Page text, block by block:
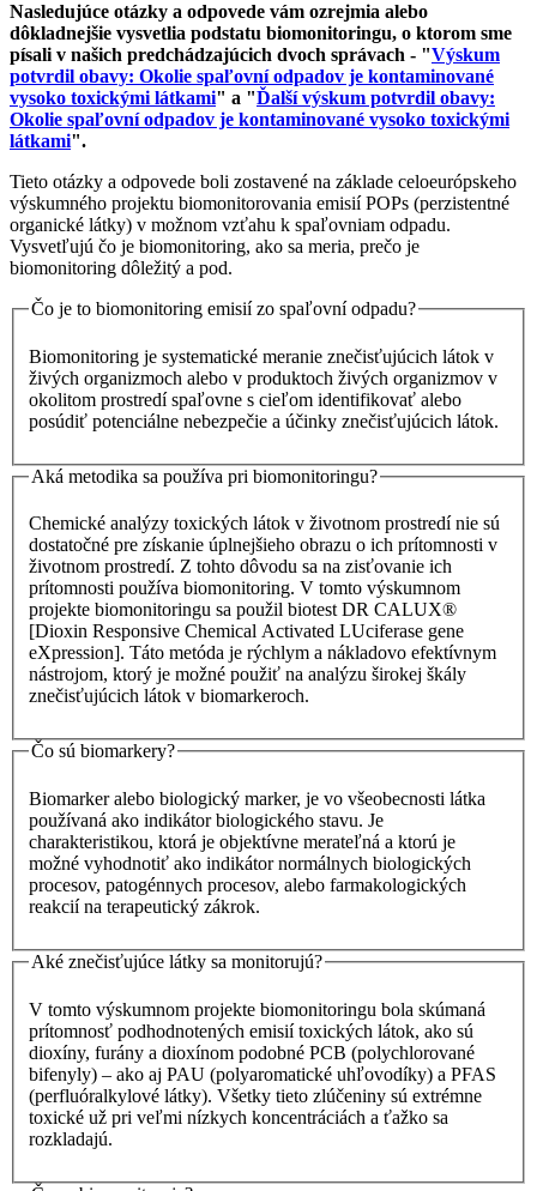
Nasledujúce otázky a odpovede vám ozrejmia alebo
dôkladnejšie vysvetlia podstatu biomonitoringu, o ktorom sme
písali v našich predchádzajúcich dvoch správach - "Výskum
potvrdil obavy: Okolie spaľovní odpadov je kontaminované
vysoko toxickými látkami" a "Ďalší výskum potvrdil obavy:
Okolie spaľovní odpadov je kontaminované vysoko toxickými
látkami".
Tieto otázky a odpovede boli zostavené na základe celoeurópskeho
výskumného projektu biomonitorovania emisií POPs (perzistentné
organické látky) v možnom vzťahu k spaľovniam odpadu.
Vysvetľujú čo je biomonitoring, ako sa meria, prečo je
biomonitoring dôležitý a pod.
Čo je to biomonitoring emisií zo spaľovní odpadu?
Biomonitoring je systematické meranie znečisťujúcich látok v
živých organizmoch alebo v produktoch živých organizmov v
okolitom prostredí spaľovne s cieľom identifikovať alebo
posúdiť potenciálne nebezpečie a účinky znečisťujúcich látok.
Aká metodika sa používa pri biomonitoringu?
Chemické analýzy toxických látok v životnom prostredí nie sú
dostatočné pre získanie úplnejšieho obrazu o ich prítomnosti v
životnom prostredí. Z tohto dôvodu sa na zisťovanie ich
prítomnosti používa biomonitoring. V tomto výskumnom
projekte biomonitoringu sa použil biotest DR CALUX®
[Dioxin Responsive Chemical Activated LUciferase gene
eXpression]. Táto metóda je rýchlym a nákladovo efektívnym
nástrojom, ktorý je možné použiť na analýzu širokej škály
znečisťujúcich látok v biomarkeroch.
Čo sú biomarkery?
Biomarker alebo biologický marker, je vo všeobecnosti látka
používaná ako indikátor biologického stavu. Je
charakteristikou, ktorá je objektívne merateľná a ktorú je
možné vyhodnotiť ako indikátor normálnych biologických
procesov, patogénnych procesov, alebo farmakologických
reakcií na terapeutický zákrok.
Aké znečisťujúce látky sa monitorujú?
V tomto výskumnom projekte biomonitoringu bola skúmaná
prítomnosť podhodnotených emisií toxických látok, ako sú
dioxíny, furány a dioxínom podobné PCB (polychlorované
bifenyly) – ako aj PAU (polyaromatické uhľovodíky) a PFAS
(perfluóralkylové látky). Všetky tieto zlúčeniny sú extrémne
toxické už pri veľmi nízkych koncentráciách a ťažko sa
rozkladajú.